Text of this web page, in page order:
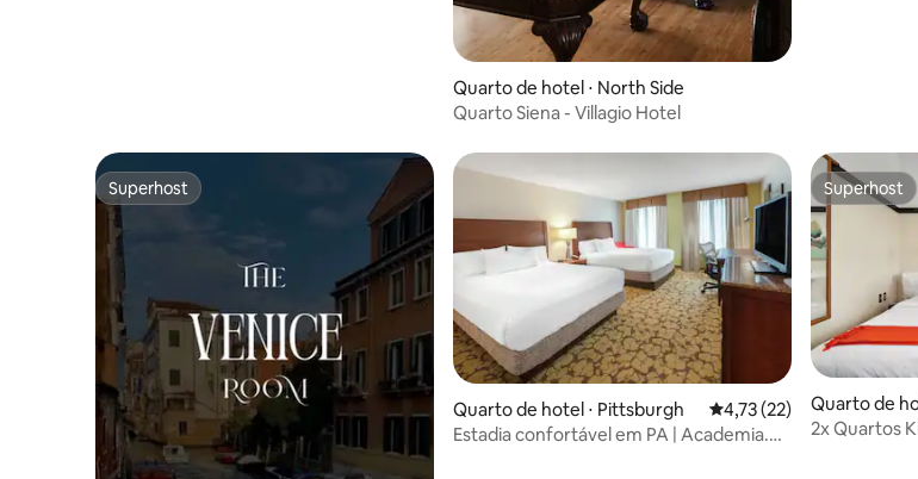
Quarto de hotel ⋅ North Side
Quarto Siena - Villagio Hotel
Superhost
Superhost
Quarto de hotel ⋅ Pittsburgh 4,73 de uma avaliação
4,73 (22)
Estadia confortável em PA | Academia.
Superhost
Superhost
Quarto de
2x Quartos